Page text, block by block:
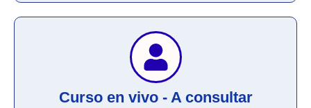
Curso en vivo - A consultar